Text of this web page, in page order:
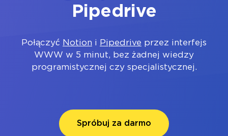
Pipedrive
Połączyć Notion i Pipedrive przez interfejs
WWW w 5 minut, bez żadnej wiedzy
programistycznej czy specjalistycznej.
Spróbuj za darmo